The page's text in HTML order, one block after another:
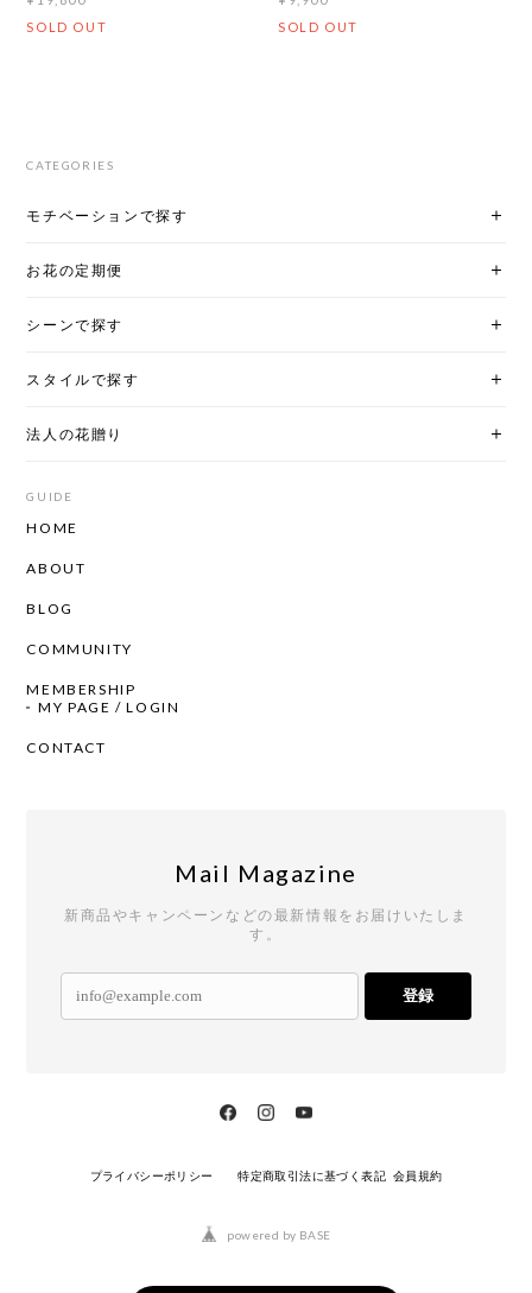
SOLD OUT
SOLD OUT
CATEGORIES
モチベーションで探す
お花の定期便
シーンで探す
スタイルで探す
法人の花贈り
GUIDE
HOME
ABOUT
BLOG
COMMUNITY
MEMBERSHIP
MY PAGE / LOGIN
CONTACT
Mail Magazine
新商品やキャンペーンなどの最新情報をお届けいたしま
す。
登録
プライバシーポリシー 特定商取引法に基づく表記 会員規約
powered by BASE